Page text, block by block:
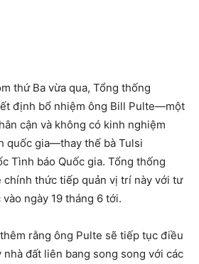
thứ Ba vừa qua, Tổng thống
định bổ nhiệm ông Bill Pulte—một
cận và không có kinh nghiệm
quốc gia—thay thế bà Tulsi
Tình báo Quốc gia. Tổng thống
thức tiếp quản vị trí này với tư
ngày 19 tháng 6 tới.
rằng ông Pulte sẽ tiếp tục điều
nhà đất liên bang song song với các